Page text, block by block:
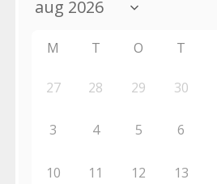
M T O T
27 28 29 30
3 4 5 6
10 11 12 13